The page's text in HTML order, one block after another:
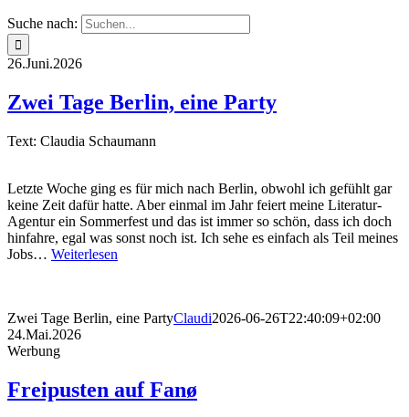
Suche nach:
26.Juni.2026
Zwei Tage Berlin, eine Party
Text: Claudia Schaumann
Letzte Woche ging es für mich nach Berlin, obwohl ich gefühlt gar
keine Zeit dafür hatte. Aber einmal im Jahr feiert meine Literatur-
Agentur ein Sommerfest und das ist immer so schön, dass ich doch
hinfahre, egal was sonst noch ist. Ich sehe es einfach als Teil meines
Jobs… Weiterlesen
Zwei Tage Berlin, eine PartyClaudi2026-06-26T22:40:09+02:00
24.Mai.2026
Werbung
Freipusten auf Fanø